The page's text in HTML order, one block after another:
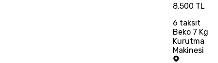
8.500 TL
6 taksit
Beko 7 Kg
Kurutma
Makinesi